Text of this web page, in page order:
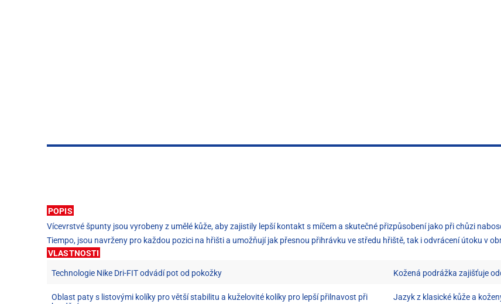
POPIS
Vícevrstvé špunty jsou vyrobeny z umělé kůže, aby zajistily lepší kontakt s míčem a skutečné přizpůsobení jako při chůzi
Tiempo, jsou navrženy pro každou pozici na hřišti a umožňují jak přesnou přihrávku ve středu hřiště, tak i odvrácení útoku v
VLASTNOSTI
Technologie Nike Dri-FIT odvádí pot od pokožky Kožená podrážka zajišťuje
Oblast paty s listovými kolíky pro větší stabilitu a kuželovité kolíky pro lepší přilnavost při
Jazyk z klasické kůže a